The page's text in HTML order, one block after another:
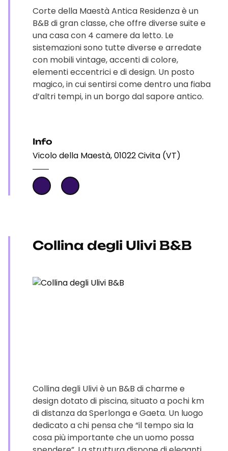
Corte della Maestà Antica Residenza è un
B&B di gran classe, che offre diverse suite e
una casa con 4 camere da letto. Le
sistemazioni sono tutte diverse e arredate
con mobili vintage, accenti di colore,
elementi eccentrici e di design. Un posto
magico, in cui sentirsi come dentro una fiaba
d’altri tempi, in un borgo dal sapore antico.
Info
Vicolo della Maestà, 01022 Civita (VT)
Collina degli Ulivi B&B
Collina degli Ulivi è un B&B di charme e
design dotato di piscina, situato a pochi km
di distanza da Sperlonga e Gaeta. Un luogo
dedicato a chi pensa che “il tempo sia la
cosa più importante che un uomo possa